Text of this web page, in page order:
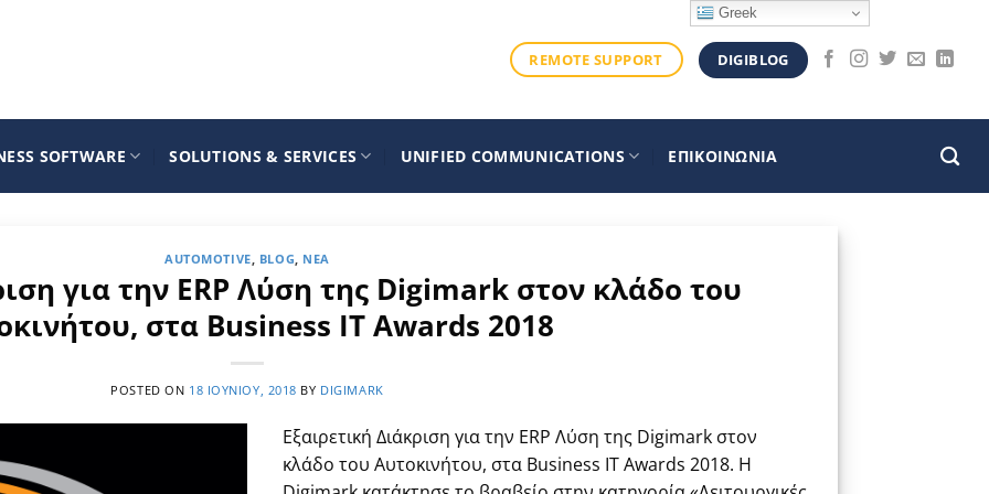
REMOTE SUPPORT DIGIBLOG
SOFTWARE SOLUTIONS & SERVICES UNIFIED COMMUNICATIONS ΕΠΙΚΟΙΝΩΝΙΑ
AUTOMOTIVE, BLOG, ΝΈΑ
για την ERP Λύση της Digimark στον κλάδο του
στα Business IT Awards 2018
POSTED ON 18 ΙΟΥΝΊΟΥ, 2018 BY DIGIMARK
Εξαιρετική Διάκριση για την ERP Λύση της Digimark στον
κλάδο του Αυτοκινήτου, στα Business IT Awards 2018. Η
Greek